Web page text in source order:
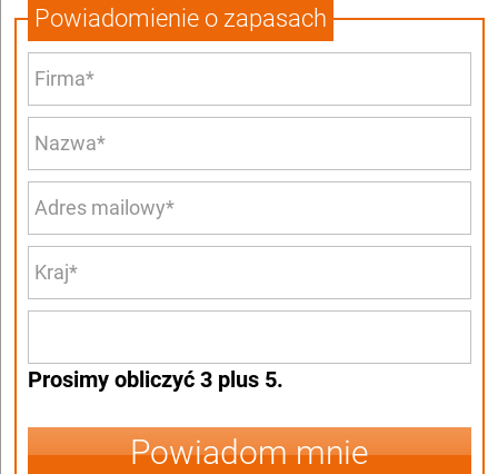
Powiadomienie o zapasach
Prosimy obliczyć 3 plus 5.
Powiadom mnie